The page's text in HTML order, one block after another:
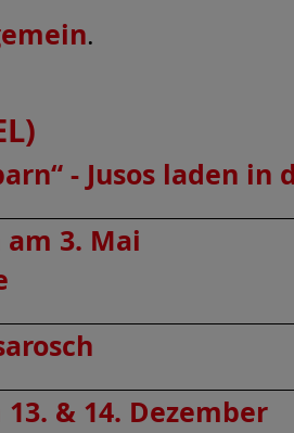
.
- Jusos laden in
3. Mai
& 14. Dezember